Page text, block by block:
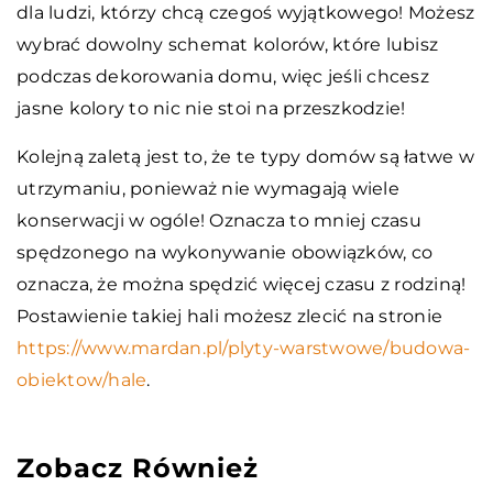
dla ludzi, którzy chcą czegoś wyjątkowego! Możesz
wybrać dowolny schemat kolorów, które lubisz
podczas dekorowania domu, więc jeśli chcesz
jasne kolory to nic nie stoi na przeszkodzie!
Kolejną zaletą jest to, że te typy domów są łatwe w
utrzymaniu, ponieważ nie wymagają wiele
konserwacji w ogóle! Oznacza to mniej czasu
spędzonego na wykonywanie obowiązków, co
oznacza, że można spędzić więcej czasu z rodziną!
Postawienie takiej hali możesz zlecić na stronie
https://www.mardan.pl/plyty-warstwowe/budowa-
obiektow/hale.
Zobacz Również